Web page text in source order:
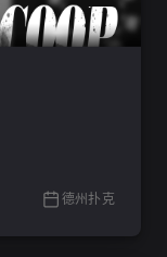
德州扑克